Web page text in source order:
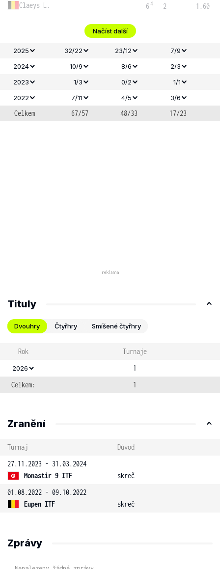
Claeys L.
6 4
2
1.60
Načíst další
2025 32/22 23/12
7/9
2024
10/9 8/6
2/3
2023
1/3 0/2
1/1
2022
7/11 4/5 3/6
Celkem 67/57 48/33 17/23
Tituly
Dvouhry Čtyřhry Smíšené čtyřhry
Rok Turnaje
2026
1
Celkem:
1
Zranění
Turnaj
Důvod
27.11.2023 - 31.03.2024
Monastir 9 ITF
skreč
01.08.2022 - 09.10.2022
Eupen ITF
skreč
Zprávy